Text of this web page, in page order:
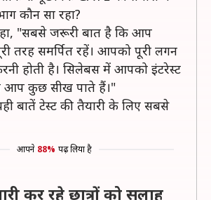
कौन सा रहा?
"सबसे जरूरी बात है कि आप
तरह समर्पित रहें। आपको पूरी लगन
होती है। सिलेबस में आपको इंटरेस्ट
आप कुछ सीख पाते हैं।"
बातें टेस्ट की तैयारी के लिए सबसे
आपने 88% पढ़ लिया है
कर रहे छात्रों को सलाह